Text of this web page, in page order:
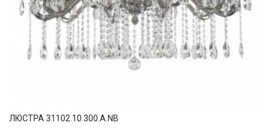
ЛЮСТРА 31102.10.300.A.NB